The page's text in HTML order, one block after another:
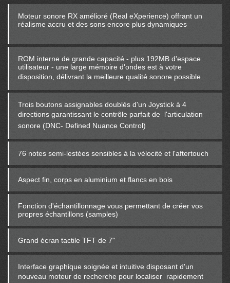
Moteur sonore RX amélioré (Real eXperience) offrant un
réalisme accru et des sons encore plus dynamiques
ROM interne de grande capacité - plus 192MB d'espace
utilisateur - une large mémoire d'ondes est à votre
disposition, délivrant la meilleure qualité sonore possible
Trois boutons assignables doublés d'un Joystick à 4
directions garantissant le contrôle parfait de l'articulation
sonore (DNC- Defined Nuance Control)
76 notes semi-lestées sensibles à la vélocité et l'aftertouch
Aspect fin, corps en aluminium et flancs en bois
Fonction d'échantillonnage vous permettant de créer vos
propres échantillons (samples)
Grand écran tactile TFT de 7"
Interface graphique soignée et intuitive disposant d'un
nouveau moteur de recherche pour localiser rapidement